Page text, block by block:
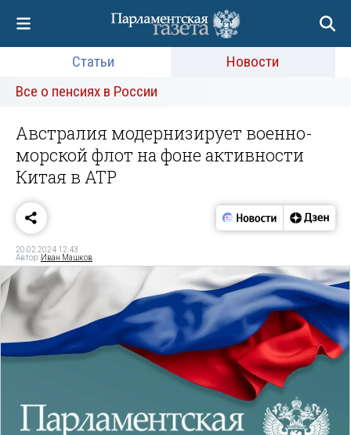
Статьи
Новости
Все о пенсиях в России
Австралия модернизирует военно-
морской флот на фоне активности
Китая в АТР
20.02.2024 12:43
Автор: Иван Машков